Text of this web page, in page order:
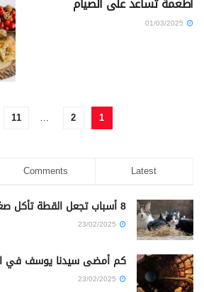
1
2
…
11
Comments Latest
8 أسباب تجعل القطة تأكل صغارها
كم أمضى سيدنا يوسف في